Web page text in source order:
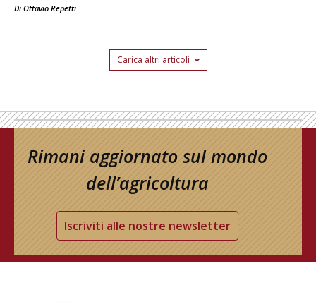
Di Ottavio Repetti
Carica altri articoli
Rimani aggiornato sul mondo
dell’agricoltura
Iscriviti alle nostre newsletter